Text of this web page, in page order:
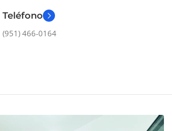
Teléfono
(951) 466-0164